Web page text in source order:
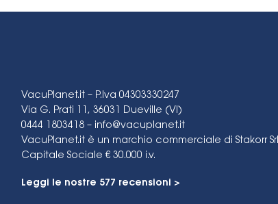
VacuPlanet.it – P.Iva 04303330247
Via G. Prati 11, 36031 Dueville (VI)
0444 1803418 – info@vacuplanet.it
VacuPlanet.it è un marchio commerciale di Stakorr Srl
Capitale Sociale € 30.000 i.v.
Leggi le nostre 577 recensioni >